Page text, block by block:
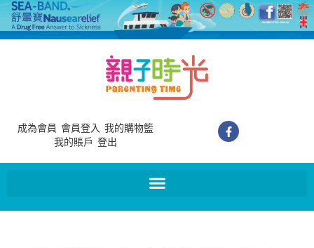
成為會員 會員登入 我的購物籃
我的賬戶 登出